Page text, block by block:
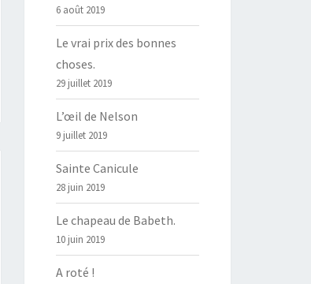
6 août 2019
Le vrai prix des bonnes
choses.
29 juillet 2019
L’œil de Nelson
9 juillet 2019
Sainte Canicule
28 juin 2019
Le chapeau de Babeth.
10 juin 2019
A roté !